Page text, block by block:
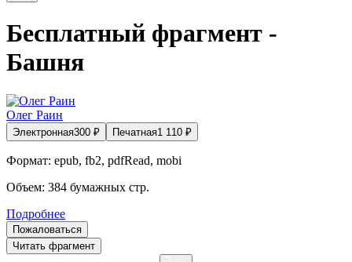
Бесплатный фрагмент -
Башня
Олег Раин
Электронная300 ₽ Печатная1 110 ₽
Формат: epub, fb2, pdfRead, mobi
Объем: 384 бумажных стр.
Подробнее
Пожаловаться
Читать фрагмент